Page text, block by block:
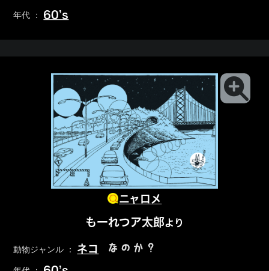
年代 ： 60’s
ニャロメ
もーれつア太郎より
動物ジャンル ： ネコ なのか？